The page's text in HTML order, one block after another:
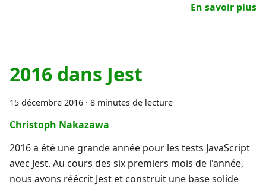
En savoir plus
2016 dans Jest
15 décembre 2016 · 8 minutes de lecture
Christoph Nakazawa
2016 a été une grande année pour les tests JavaScript
avec Jest. Au cours des six premiers mois de l'année,
nous avons réécrit Jest et construit une base solide